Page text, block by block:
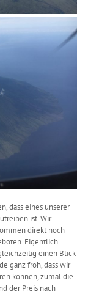
dass eines unserer
ist. Wir
direkt noch
Eigentlich
einen Blick
ganz froh, dass wir
können, zumal die
der Preis nach